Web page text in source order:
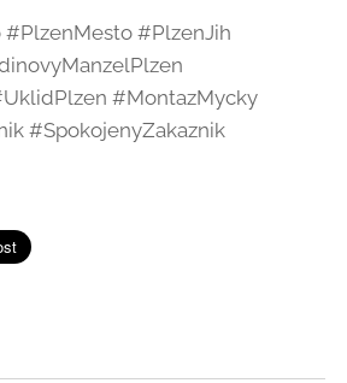
#PlzenJih
#MontazMycky
#SpokojenyZakaznik